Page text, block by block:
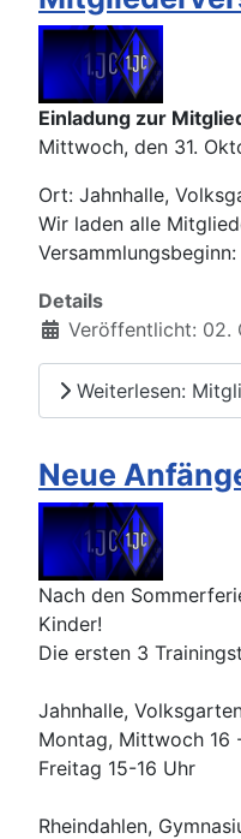
Einladung zur
Mittwoch, den 31.
Ort: Jahnhalle,
Wir laden alle
Details
Veröffentlicht: 02.
Weiterlesen:
Neue
Nach den
Kinder!
Die ersten 3
Jahnhalle,
Montag, Mittwoch 16
Freitag 15-16 Uhr
Rheindahlen,